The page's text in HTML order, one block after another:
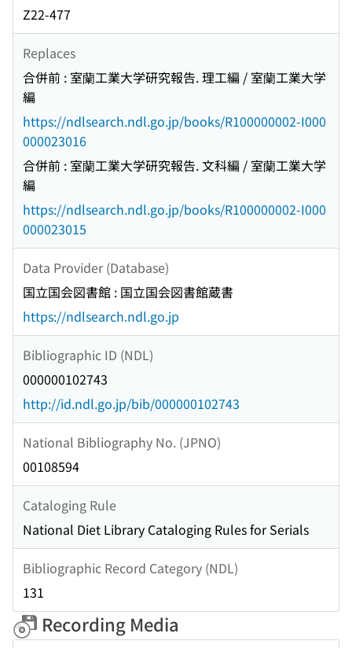
Z22-477
Replaces
合併前 : 室蘭工業大学研究報告. 理工編 / 室蘭工業大学
編
https://ndlsearch.ndl.go.jp/books/R100000002-I000
000023016
合併前 : 室蘭工業大学研究報告. 文科編 / 室蘭工業大学
編
https://ndlsearch.ndl.go.jp/books/R100000002-I000
000023015
Data Provider (Database)
国立国会図書館 : 国立国会図書館蔵書
https://ndlsearch.ndl.go.jp
Bibliographic ID (NDL)
000000102743
http://id.ndl.go.jp/bib/000000102743
National Bibliography No. (JPNO)
00108594
Cataloging Rule
National Diet Library Cataloging Rules for Serials
Bibliographic Record Category (NDL)
131
Recording Media